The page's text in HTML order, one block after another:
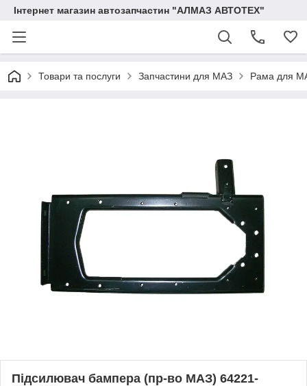
Інтернет магазин автозапчастин "АЛМАЗ АВТОТЕХ"
Товари та послуги Запчастини для МАЗ Рама для
Підсилювач бампера (пр-во МАЗ) 64221-